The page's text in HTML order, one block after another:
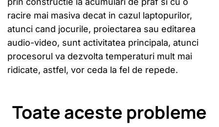
racire mai masiva decat in cazul laptopurilor,
atunci cand jocurile, proiectarea sau editarea
audio-video, sunt activitatea principala, atunci
procesorul va dezvolta temperaturi mult mai
ridicate, astfel, vor ceda la fel de repede.
Toate aceste probleme